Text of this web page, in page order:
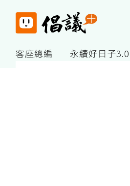
客座總編 永續好日子3.0